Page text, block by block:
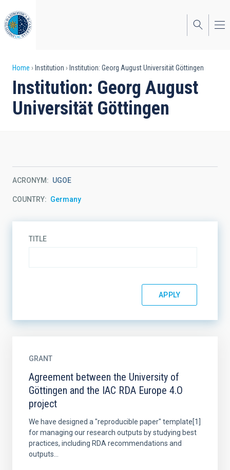
to
main
content
Breadcrumb
Home Institution Institution: Georg August Universität Göttingen
Institution: Georg August
Universität Göttingen
ACRONYM UGOE
COUNTRY Germany
TITLE
GRANT
Agreement between the University of
Göttingen and the IAC RDA Europe 4.O
project
We have designed a "reproducible paper" template[1]
for managing our research outputs by studying best
practices, including RDA recommendations and
outputs...